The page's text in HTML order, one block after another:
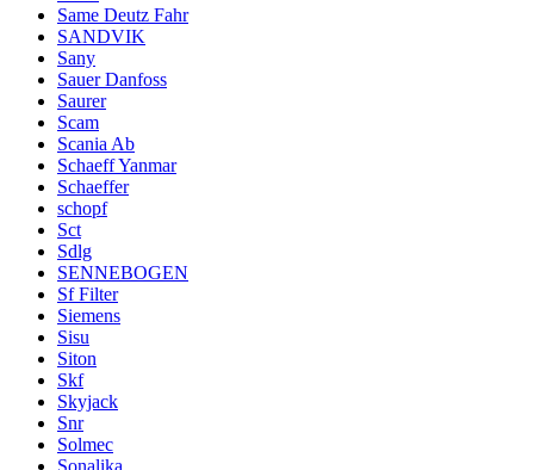
Same Deutz Fahr
SANDVIK
Sany
Sauer Danfoss
Saurer
Scam
Scania Ab
Schaeff Yanmar
Schaeffer
schopf
Sct
Sdlg
SENNEBOGEN
Sf Filter
Siemens
Sisu
Siton
Skf
Skyjack
Snr
Solmec
Sonalika